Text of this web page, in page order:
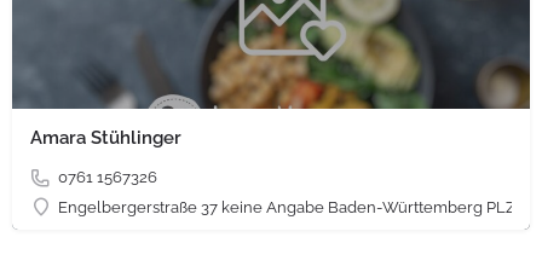
Amara Stühlinger
0761 1567326
Engelbergerstraße 37 keine Angabe Baden-Württemberg PLZ